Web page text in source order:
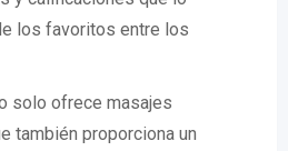
los favoritos entre los
solo ofrece masajes
también proporciona un